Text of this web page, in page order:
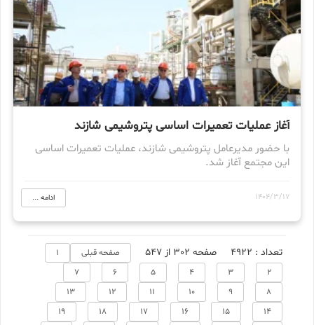
آغاز عملیات تعمیرات اساسی پتروشیمی شازند
با حضور مدیرعامل پتروشیمی شازند، عملیات تعمیرات اساسی
این مجتمع آغاز شد.
1404/3/17 ادامه ...
تعداد : 4922 صفحه 302 از 547 صفحه قبلی
1
2
3
4
5
6
7
8
9
10
11
12
13
14
15
16
17
18
19